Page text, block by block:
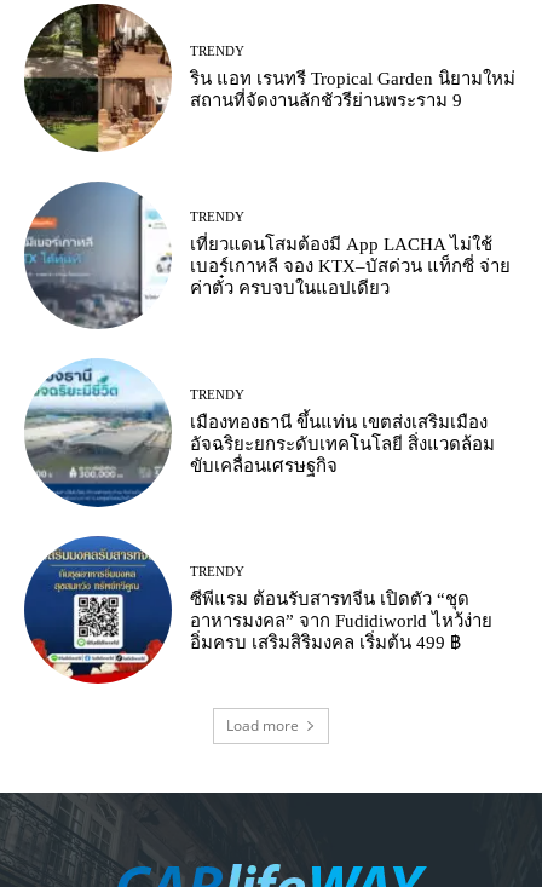
TRENDY
ริน แอท เรนทรี Tropical Garden นิยามใหม่
สถานที่จัดงานลักชัวรีย่านพระราม 9
TRENDY
เที่ยวแดนโสมต้องมี App LACHA ไม่ใช้
เบอร์เกาหลี จอง KTX–บัสด่วน แท็กซี่ จ่าย
ค่าตั๋ว ครบจบในแอปเดียว
TRENDY
เมืองทองธานี ขึ้นแท่น เขตส่งเสริมเมือง
อัจฉริยะยกระดับเทคโนโลยี สิ่งแวดล้อม
ขับเคลื่อนเศรษฐกิจ
TRENDY
ซีพีแรม ต้อนรับสารทจีน เปิดตัว “ชุด
อาหารมงคล” จาก Fudidiworld ไหว้ง่าย
อิ่มครบ เสริมสิริมงคล เริ่มต้น 499 ฿
Load more